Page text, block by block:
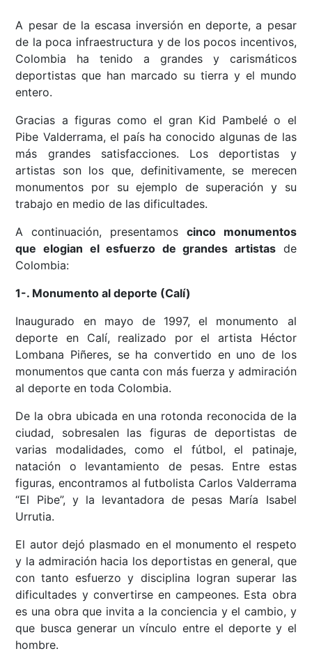
A pesar de la escasa inversión en deporte, a pesar
de la poca infraestructura y de los pocos incentivos,
Colombia ha tenido a grandes y carismáticos
deportistas que han marcado su tierra y el mundo
entero.
Gracias a figuras como el gran Kid Pambelé o el
Pibe Valderrama, el país ha conocido algunas de las
más grandes satisfacciones. Los deportistas y
artistas son los que, definitivamente, se merecen
monumentos por su ejemplo de superación y su
trabajo en medio de las dificultades.
A continuación, presentamos cinco monumentos
que elogian el esfuerzo de grandes artistas de
Colombia:
1-. Monumento al deporte (Calí)
Inaugurado en mayo de 1997, el monumento al
deporte en Calí, realizado por el artista Héctor
Lombana Piñeres, se ha convertido en uno de los
monumentos que canta con más fuerza y admiración
al deporte en toda Colombia.
De la obra ubicada en una rotonda reconocida de la
ciudad, sobresalen las figuras de deportistas de
varias modalidades, como el fútbol, el patinaje,
natación o levantamiento de pesas. Entre estas
figuras, encontramos al futbolista Carlos Valderrama
“El Pibe”, y la levantadora de pesas María Isabel
Urrutia.
El autor dejó plasmado en el monumento el respeto
y la admiración hacia los deportistas en general, que
con tanto esfuerzo y disciplina logran superar las
dificultades y convertirse en campeones. Esta obra
es una obra que invita a la conciencia y el cambio, y
que busca generar un vínculo entre el deporte y el
hombre.